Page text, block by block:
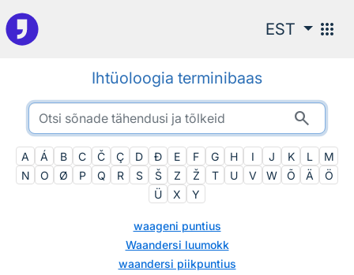
Otsingu juurde
EST apps
Ihtüoloogia terminibaas
search
A Á B C Č Ç D Đ E F G H I J K L
M
N
O Ø P Q R S Š Z Ž T U V W Õ Ä
Ö
Ü
X Y
waageni puntius
Waandersi luumokk
waandersi piikpuntius